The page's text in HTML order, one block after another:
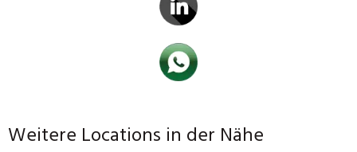
Weitere Locations in der Nähe